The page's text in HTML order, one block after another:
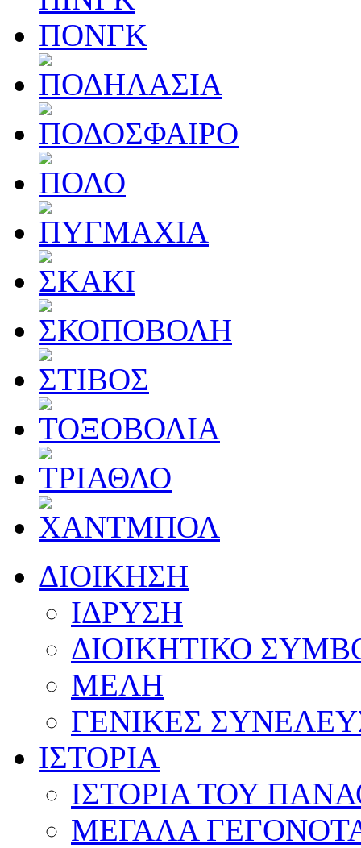
ΔΙΟΙΚΗΣΗ
ΙΔΡΥΣΗ
ΔΙΟΙΚΗΤΙΚΟ
ΜΕΛΗ
ΓΕΝΙΚΕΣ
ΙΣΤΟΡΙΑ
ΙΣΤΟΡΙΑ ΤΟΥ
ΜΕΓΑΛΑ